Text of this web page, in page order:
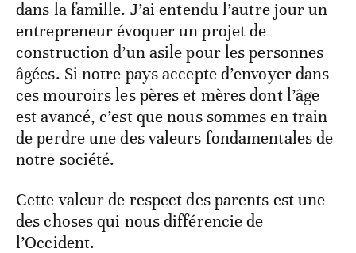
dans la famille. J’ai entendu l’autre jour un
entrepreneur évoquer un projet de
construction d’un asile pour les personnes
âgées. Si notre pays accepte d’envoyer dans
ces mouroirs les pères et mères dont l’âge
est avancé, c’est que nous sommes en train
de perdre une des valeurs fondamentales de
notre société.
Cette valeur de respect des parents est une
des choses qui nous différencie de
l’Occident.